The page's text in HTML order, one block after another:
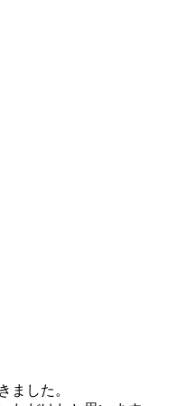
ました。